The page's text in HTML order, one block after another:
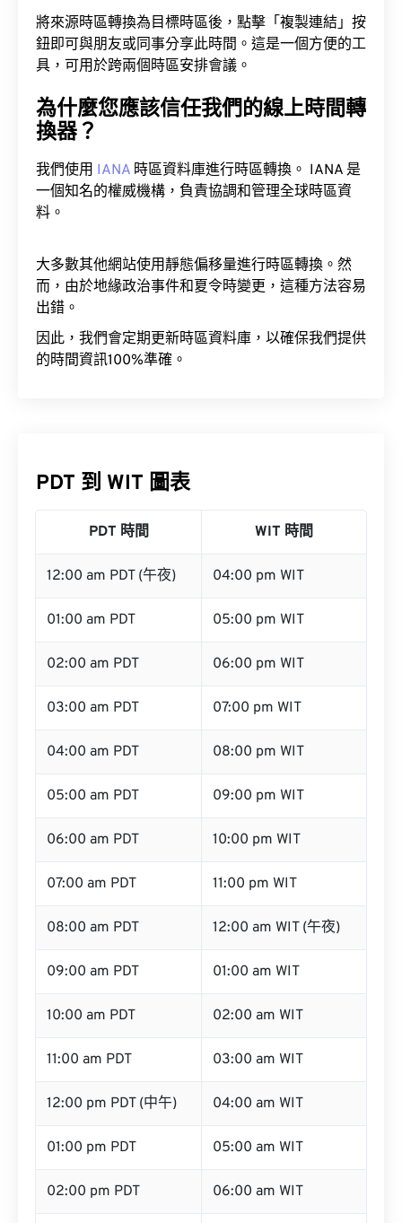
將來源時區轉換為目標時區後，點擊「複製連結」按
鈕即可與朋友或同事分享此時間。這是一個方便的工
具，可用於跨兩個時區安排會議。
為什麼您應該信任我們的線上時間轉
換器？
我們使用 IANA 時區資料庫進行時區轉換。 IANA 是
一個知名的權威機構，負責協調和管理全球時區資
料。
大多數其他網站使用靜態偏移量進行時區轉換。然
而，由於地緣政治事件和夏令時變更，這種方法容易
出錯。
因此，我們會定期更新時區資料庫，以確保我們提供
的時間資訊100%準確。
PDT 到 WIT 圖表
PDT 時間 WIT 時間
12:00 am PDT (午夜) 04:00 pm WIT
01:00 am PDT 05:00 pm WIT
02:00 am PDT 06:00 pm WIT
03:00 am PDT 07:00 pm WIT
04:00 am PDT 08:00 pm WIT
05:00 am PDT 09:00 pm WIT
06:00 am PDT 10:00 pm WIT
07:00 am PDT 11:00 pm WIT
08:00 am PDT 12:00 am WIT (午夜)
09:00 am PDT 01:00 am WIT
10:00 am PDT 02:00 am WIT
11:00 am PDT 03:00 am WIT
12:00 pm PDT (中午) 04:00 am WIT
01:00 pm PDT 05:00 am WIT
02:00 pm PDT 06:00 am WIT